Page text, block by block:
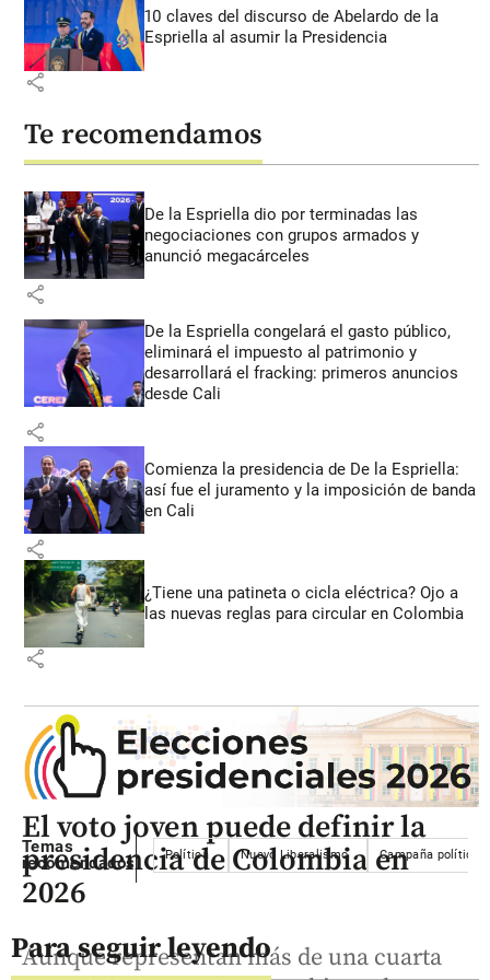
10 claves del discurso de Abelardo de la
Espriella al asumir la Presidencia
share
Te recomendamos
De la Espriella dio por terminadas las
negociaciones con grupos armados y
anunció megacárceles
share
De la Espriella congelará el gasto público,
eliminará el impuesto al patrimonio y
desarrollará el fracking: primeros anuncios
desde Cali
share
Comienza la presidencia de De la Espriella:
así fue el juramento y la imposición de banda
en Cali
share
¿Tiene una patineta o cicla eléctrica? Ojo a
las nuevas reglas para circular en Colombia
share
Temas
recomendados
Política Nuevo Liberalismo Campaña política
Para seguir leyendo
El voto joven puede definir la
presidencia de Colombia en
2026
Aunque representan más de una cuarta